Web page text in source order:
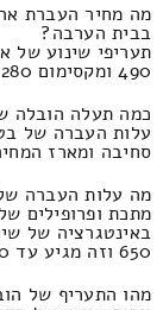
מה מחיר העברת
בבית הערבה?
תעריפי שינוע של
490 ומקסימום 280 שקלים חדשים.
כמה תעלה הובלה
עלות העברה של
סחיבה ומארז המחירון הינו 620 ומקסימום
מה עלות העברה
מתכת ופרופילים
באינטגרציה של
650 וזה מגיע עד 230 שקלים.
מהו התעריף של